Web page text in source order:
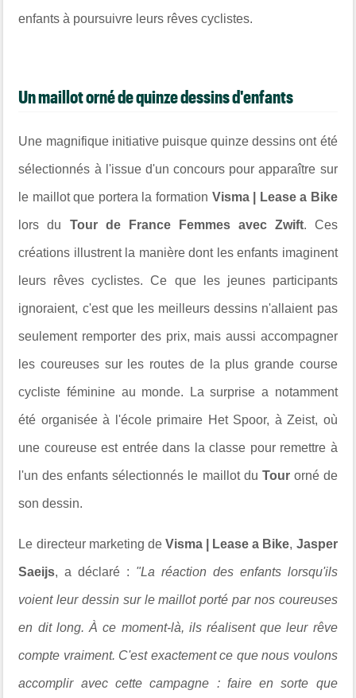
enfants à poursuivre leurs rêves cyclistes.
Un maillot orné de quinze dessins d'enfants
Une magnifique initiative puisque quinze dessins ont été
sélectionnés à l'issue d'un concours pour apparaître sur
le maillot que portera la formation Visma | Lease a Bike
lors du Tour de France Femmes avec Zwift. Ces
créations illustrent la manière dont les enfants imaginent
leurs rêves cyclistes. Ce que les jeunes participants
ignoraient, c'est que les meilleurs dessins n'allaient pas
seulement remporter des prix, mais aussi accompagner
les coureuses sur les routes de la plus grande course
cycliste féminine au monde. La surprise a notamment
été organisée à l'école primaire Het Spoor, à Zeist, où
une coureuse est entrée dans la classe pour remettre à
l'un des enfants sélectionnés le maillot du Tourorné de
son dessin.
Le directeur marketing deVisma | Lease a Bike, Jasper
Saeijs, a déclaré : "La réaction des enfants lorsqu'ils
voient leur dessin sur le maillot porté par nos coureuses
en dit long. À ce moment-là, ils réalisent que leur rêve
compte vraiment. C'est exactement ce que nous voulons
accomplir avec cette campagne : faire en sorte que